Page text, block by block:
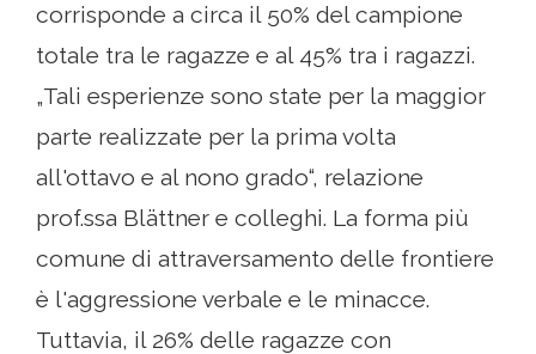
corrisponde a circa il 50% del campione
totale tra le ragazze e al 45% tra i ragazzi.
„Tali esperienze sono state per la maggior
parte realizzate per la prima volta
all'ottavo e al nono grado“, relazione
prof.ssa Blättner e colleghi. La forma più
comune di attraversamento delle frontiere
è l'aggressione verbale e le minacce.
Tuttavia, il 26% delle ragazze con